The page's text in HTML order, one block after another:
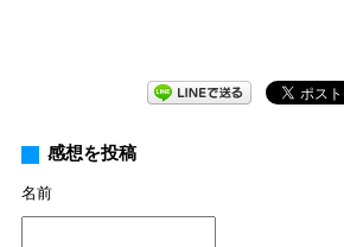
感想を投稿
名前